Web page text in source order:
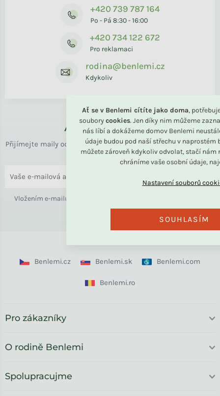
Ať se v Benlemi cítíte jako doma,
soubory cookies. Jen díky nim můžeme
nás líbí a dokážeme domov Benlemi
údaje budou pod naší střechu v naprostém
můžete zároveň kdykoliv odvolat, stačí nám
chráníme vaše osobní údaje,
SOUHLASÍM
+420 739 787 164
Po - Pá 8:30 - 16:00
+420 734 122 672
Pro reklamaci
rodina@benlemi.cz
Kdykoliv
Až k vám domů
Přijímejte maily od rodiny BENLEMI. Zasíláme jen užitečné info
o bydlení i slevách.
Vložením e-mailu souhlasíte s
údajů
Benlemi.cz Benlemi.sk Benlemi.com
Benlemi.ro
Pro zákazníky
O rodině Benlemi
Spolupracujme